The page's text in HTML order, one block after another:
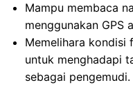
Mampu membaca
menggunakan GPS
Memelihara kondisi
untuk menghadapi
sebagai pengemudi.